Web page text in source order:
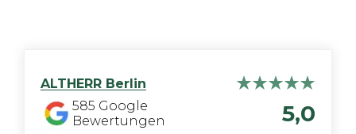
ALTHERR Berlin
585 Google
Bewertungen
5,0